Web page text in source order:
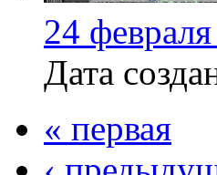
24
Дата
« первая